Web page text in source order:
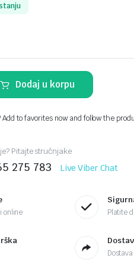
Dodaj u korpu
to favorites now and follow the
Pitajte stručnjake
275 783 Live Viber Chat
online Platite